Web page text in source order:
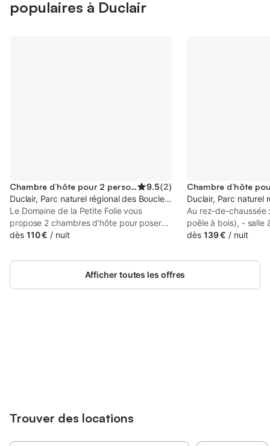
populaires à Duclair
Chambre d’hôte pour 2 personnes 9.5(2)
Duclair, Parc naturel régional des Boucles de la Seine Normande
Le Domaine de la Petite Folie vous
propose 2 chambres d'hôte pour poser
vos valises et découvrir la Seine-
Seine, cette maison de maître de
caractère vous accueillera pour partager
dès 110 € / nuit
Duclair, Parc naturel
Au rez-de-chaussée
poêle à bois), - salle
à bois (petit-
160x200cm) avec
sur la Seine et les
dès 139 € / nuit
Afficher toutes les offres
Trouver des locations